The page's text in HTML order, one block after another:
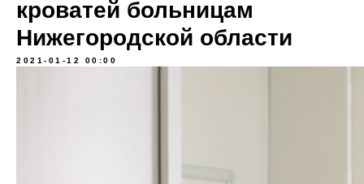
кроватей больницам
Нижегородской области
2021-01-12 00:00